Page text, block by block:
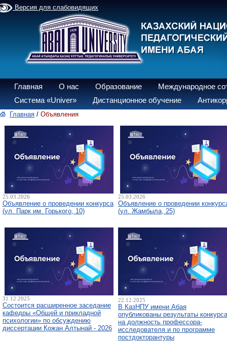
Версия для слабовидящих
Главная О нас Образование
Международное
Система «Univer»
Дистанционное обучение
Главная / Объявления
25.03.2026
Объявление о проведении конкурса
(ул. Парк им. Горького, 10)
25.03.2026
Объявление о проведении
(ул. Жамбыла, 25)
31.12.2025
Состоится расширенное заседание
кафедры «Общей и прикладной
психологии» по обсуждению
диссертации Қожан Алтынай - 2026
22.12.2025
В КазНПУ имени Абая
опубликованы результаты конкурса
на должность профессора-
исследователя и по программе
постдокторантуры